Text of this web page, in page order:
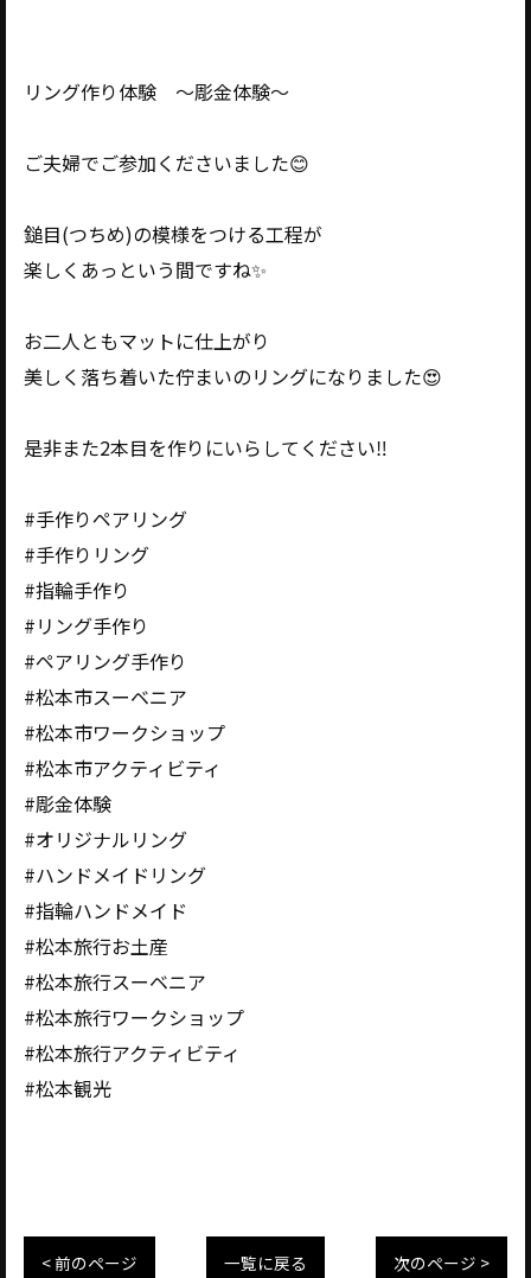
リング作り体験 ～彫金体験～
ご夫婦でご参加くださいました😊
鎚目(つちめ)の模様をつける工程が
楽しくあっという間ですね✨
お二人ともマットに仕上がり
美しく落ち着いた佇まいのリングになりました😍
是非また2本目を作りにいらしてください‼️
#手作りペアリング
#手作りリング
#指輪手作り
#リング手作り
#ペアリング手作り
#松本市スーベニア
#松本市ワークショップ
#松本市アクティビティ
#彫金体験
#オリジナルリング
#ハンドメイドリング
#指輪ハンドメイド
#松本旅行お土産
#松本旅行スーベニア
#松本旅行ワークショップ
#松本旅行アクティビティ
#松本観光
< 前のページ 一覧に戻る 次のページ >